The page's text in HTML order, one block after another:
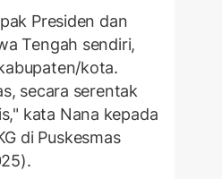
Presiden dan
Tengah sendiri,
kota.
secara serentak
kata Nana kepada
di Puskesmas